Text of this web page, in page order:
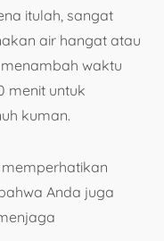
itulah, sangat
air hangat atau
waktu
menit untuk
kuman.
Anda juga